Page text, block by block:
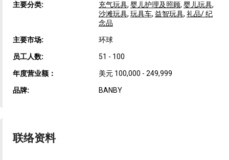
主要分类: 充气玩具, 婴儿护理及照顾, 婴儿玩具,
沙滩玩具, 玩具车, 益智玩具, 礼品/ 纪
念品
主要市场: 环球
员工人数: 51 - 100
年度营业额： 美元 100,000 - 249,999
品牌: BANBY
联络资料